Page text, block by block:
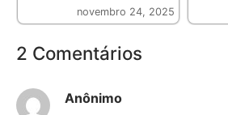
novembro 24, 2025
2 Comentários
Anônimo